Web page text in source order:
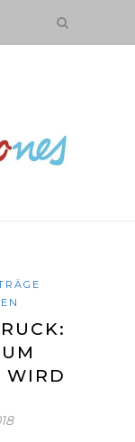
WIRD